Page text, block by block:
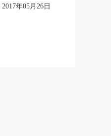
2017年05月26日